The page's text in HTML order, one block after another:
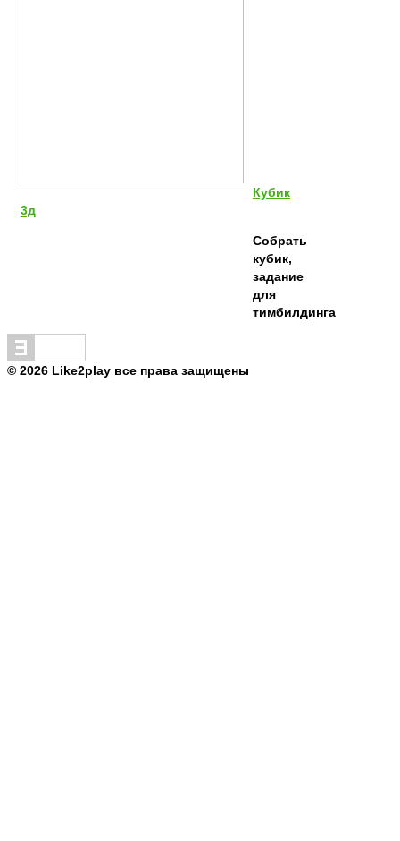
Кубик
3д
Собрать
кубик,
задание
для
тимбилдинга
© 2026 Like2play все права защищены